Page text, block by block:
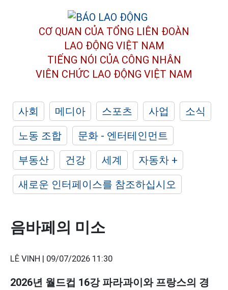
CƠ QUAN CỦA TỔNG LIÊN ĐOÀN
LAO ĐỘNG VIỆT NAM
TIẾNG NÓI CỦA CÔNG NHÂN
VIÊN CHỨC LAO ĐỘNG VIỆT NAM
사회 메디아 스포츠 사업
소식
노동 조합
문화 - 엔터테인먼트
부동산
건강 세계
자동차 +
새로운 인터페이스를 참조하십시오
음바페의 미소
LÊ VINH | 09/07/2026 11:30
2026년 월드컵 16강 파라과이와 프랑스의 경